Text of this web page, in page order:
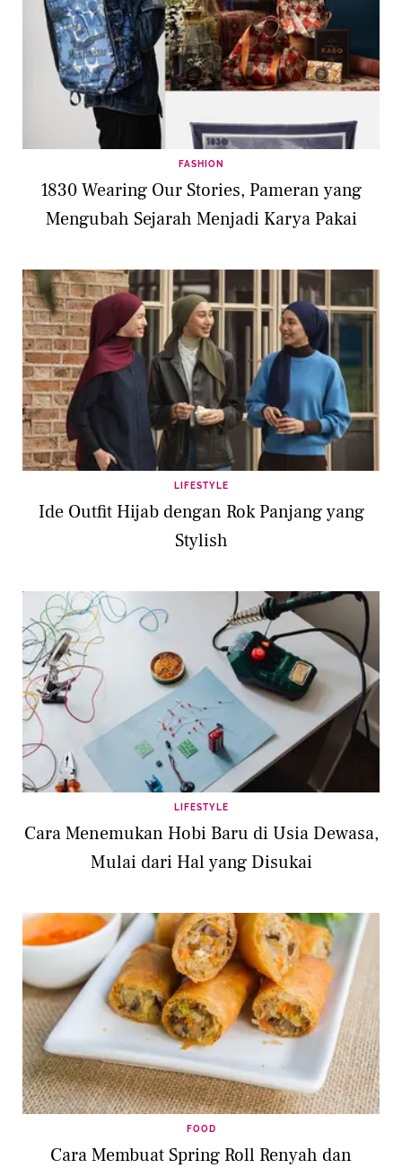
FASHION
1830 Wearing Our Stories, Pameran yang
Mengubah Sejarah Menjadi Karya Pakai
LIFESTYLE
Ide Outfit Hijab dengan Rok Panjang yang
Stylish
LIFESTYLE
Cara Menemukan Hobi Baru di Usia Dewasa,
Mulai dari Hal yang Disukai
FOOD
Cara Membuat Spring Roll Renyah dan